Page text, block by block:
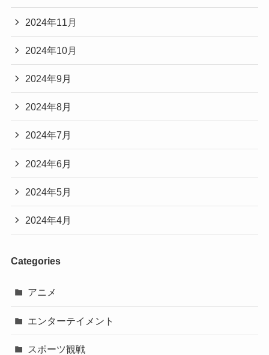
2024年11月
2024年10月
2024年9月
2024年8月
2024年7月
2024年6月
2024年5月
2024年4月
Categories
アニメ
エンターテイメント
スポーツ観戦